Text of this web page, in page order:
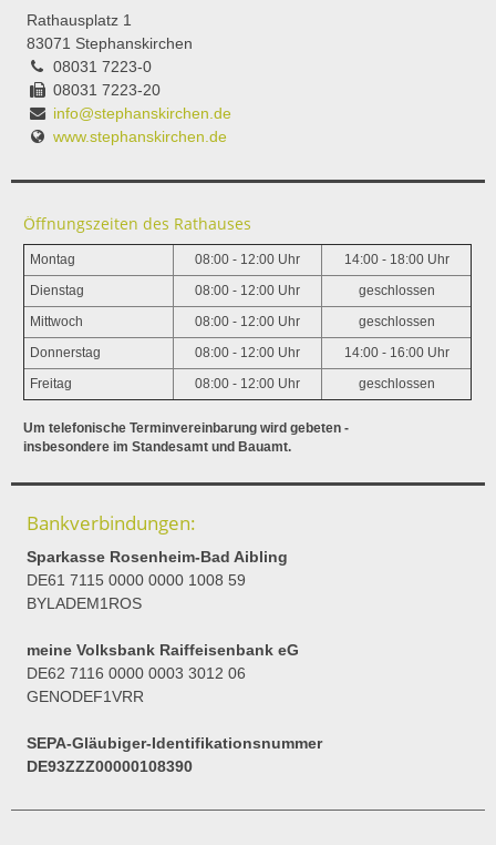
Rathausplatz 1
83071 Stephanskirchen
08031 7223-0
08031 7223-20
info@stephanskirchen.de
www.stephanskirchen.de
Öffnungszeiten des Rathauses
Montag 08:00 - 12:00 Uhr 14:00 - 18:00 Uhr
Dienstag 08:00 - 12:00 Uhr geschlossen
Mittwoch 08:00 - 12:00 Uhr geschlossen
Donnerstag 08:00 - 12:00 Uhr 14:00 - 16:00 Uhr
Freitag 08:00 - 12:00 Uhr geschlossen
Um telefonische Terminvereinbarung wird gebeten -
insbesondere im Standesamt und Bauamt.
Bankverbindungen:
Sparkasse Rosenheim-Bad Aibling
DE61 7115 0000 0000 1008 59
BYLADEM1ROS
meine Volksbank Raiffeisenbank eG
DE62 7116 0000 0003 3012 06
GENODEF1VRR
SEPA-Gläubiger-Identifikationsnummer
DE93ZZZ00000108390